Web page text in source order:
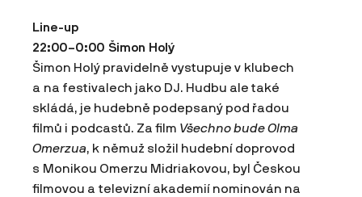
Line-up
22:00–0:00 Šimon Holý
Šimon Holý pravidelně vystupuje v klubech
a na festivalech jako DJ. Hudbu ale také
skládá, je hudebně podepsaný pod řadou
filmů i podcastů. Za film Všechno bude Olma
Omerzua, k němuž složil hudební doprovod
s Monikou Omerzu Midriakovou, byl Českou
filmovou a televizní akademií nominován na